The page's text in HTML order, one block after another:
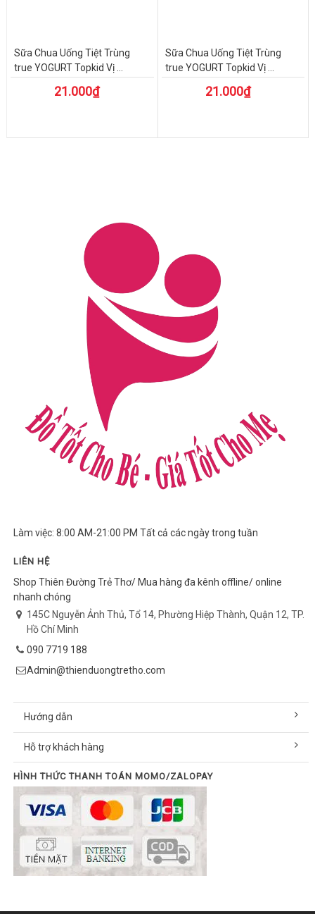
Sữa Chua Uống Tiệt Trùng
true YOGURT Topkid Vị ...
21.000₫
Sữa Chua Uống Tiệt Trùng
true YOGURT Topkid Vị ...
21.000₫
Làm việc: 8:00 AM-21:00 PM Tất cả các ngày trong tuần
LIÊN HỆ
Shop Thiên Đường Trẻ Thơ/ Mua hàng đa kênh offline/ online
nhanh chóng
145C Nguyễn Ảnh Thủ, Tổ 14, Phường Hiệp Thành, Quận 12, TP.
Hồ Chí Minh
090 7719 188
Admin@thienduongtretho.com
Hướng dẫn
Hỗ trợ khách hàng
HÌNH THỨC THANH TOÁN MOMO/ZALOPAY